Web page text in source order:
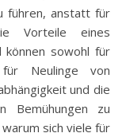
führen, anstatt für
Vorteile eines
können sowohl für
Neulinge von
und die
Bemühungen zu
sich viele für